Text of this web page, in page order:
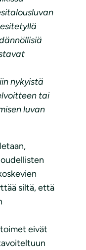
nykyistä
tai
luvan
siltä, että
eivät